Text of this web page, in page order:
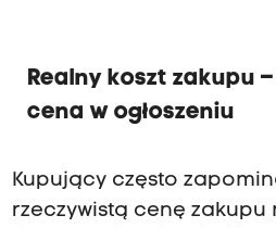
Realny koszt zakupu
cena w ogłoszeniu
Kupujący często
rzeczywistą cenę zakupu